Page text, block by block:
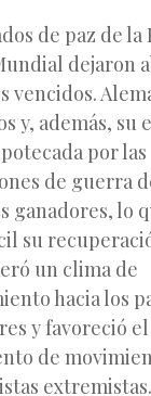
de paz de la
dejaron
vencidos.
y, además, su
por las
de guerra
ganadores, lo
su
un clima de
hacia los
y favoreció el
de
extremistas.